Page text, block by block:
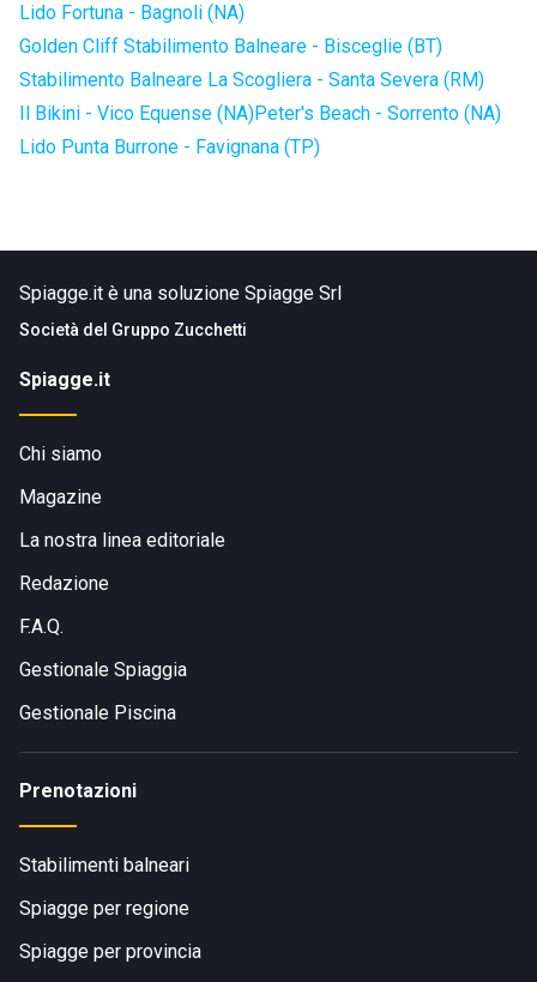
Lido Fortuna - Bagnoli (NA)
Golden Cliff Stabilimento Balneare - Bisceglie (BT)
Stabilimento Balneare La Scogliera - Santa Severa (RM)
Il Bikini - Vico Equense (NA)Peter's Beach - Sorrento (NA)
Lido Punta Burrone - Favignana (TP)
Spiagge.it è una soluzione Spiagge Srl
Società del Gruppo Zucchetti
Spiagge.it
Chi siamo
Magazine
La nostra linea editoriale
Redazione
F.A.Q.
Gestionale Spiaggia
Gestionale Piscina
Prenotazioni
Stabilimenti balneari
Spiagge per regione
Spiagge per provincia